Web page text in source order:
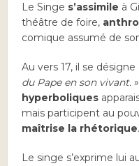
Le Singe s’assimile à
théâtre de foire,
comique assumé de
Au vers 17, il se
du Pape en son vivant.
hyperboliques
mais participent au
maîtrise la rhétorique.
Le singe s’exprime lui